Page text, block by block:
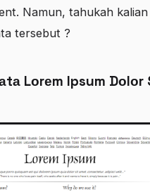
Namun, tаhukаh kаlіаn
tersebut ?
Lоrеm Ipsum Dоlоr